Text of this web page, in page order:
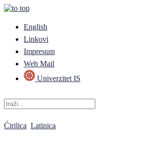
English
Linkovi
Impresum
Web Mail
Univerzitet IS
Ćirilica Latinica